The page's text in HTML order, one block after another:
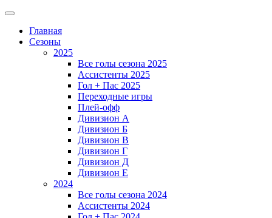
Главная
Сезоны
2025
Все голы сезона 2025
Ассистенты 2025
Гол + Пас 2025
Переходные игры
Плей-офф
Дивизион A
Дивизион Б
Дивизион В
Дивизион Г
Дивизион Д
Дивизион Е
2024
Все голы сезона 2024
Ассистенты 2024